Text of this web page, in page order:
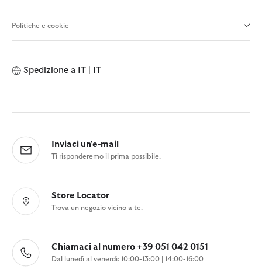
Politiche e cookie
Spedizione a IT | IT
Inviaci un'e-mail
Ti risponderemo il prima possibile.
Store Locator
Trova un negozio vicino a te.
Chiamaci al numero +39 051 042 0151
Dal lunedì al venerdì: 10:00-13:00 | 14:00-16:00